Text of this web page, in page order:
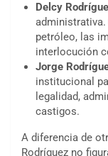
Delcy
administrativa.
petróleo, las
interlocución
Jorge
institucional
legalidad,
castigos.
A diferencia de
Rodríguez no